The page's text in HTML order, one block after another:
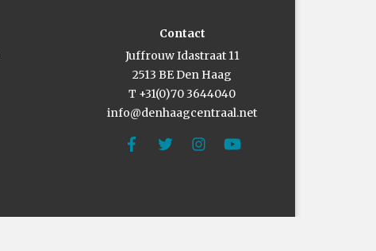
Contact
Juffrouw Idastraat 11
2513 BE Den Haag
T +31(0)70 3644040
info@denhaagcentraal.net